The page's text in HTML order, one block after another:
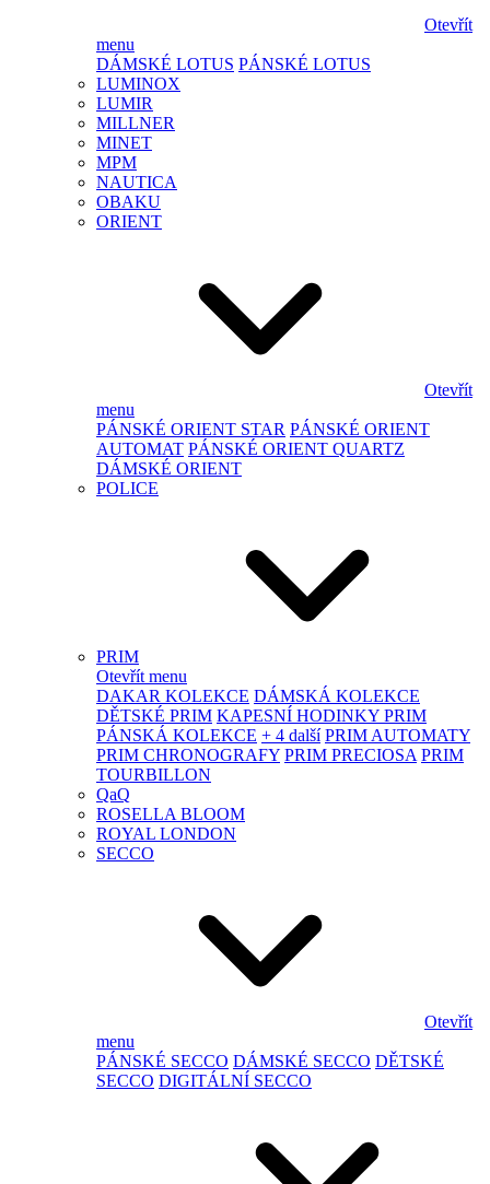
Otevřít
menu
DÁMSKÉ LOTUS PÁNSKÉ LOTUS
LUMINOX
LUMIR
MILLNER
MINET
MPM
NAUTICA
OBAKU
ORIENT
Otevřít
menu
PÁNSKÉ ORIENT STAR PÁNSKÉ ORIENT
AUTOMAT PÁNSKÉ ORIENT QUARTZ
DÁMSKÉ ORIENT
POLICE
PRIM
Otevřít menu
DAKAR KOLEKCE DÁMSKÁ KOLEKCE
DĚTSKÉ PRIM KAPESNÍ HODINKY PRIM
PÁNSKÁ KOLEKCE + 4 další PRIM AUTOMATY
PRIM CHRONOGRAFY PRIM PRECIOSA PRIM
TOURBILLON
QaQ
ROSELLA BLOOM
ROYAL LONDON
SECCO
Otevřít
menu
PÁNSKÉ SECCO DÁMSKÉ SECCO DĚTSKÉ
SECCO DIGITÁLNÍ SECCO